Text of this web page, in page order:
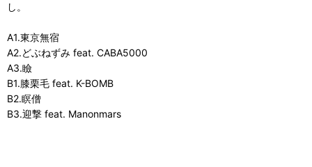
し。
A1.東京無宿
A2.どぶねずみ feat. CABA5000
A3.瞼
B1.膝栗毛 feat. K-BOMB
B2.瞑僧
B3.迎撃 feat. Manonmars